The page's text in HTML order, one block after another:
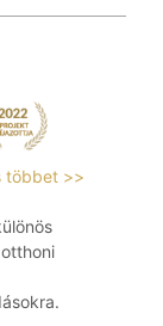
többet >>